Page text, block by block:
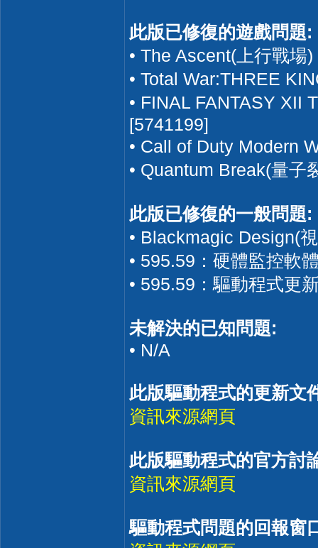
此版已修復的遊戲問題:
• The Ascent(上行戰
• Total War:THREE
• FINAL FANTASY XII
[5741199]
• Call of Duty Modern
• Quantum Break(量子
此版已修復的一般問題:
• Blackmagic Design(
• 595.59：硬體監控軟
• 595.59：驅動程式更
未解決的已知問題:
• N/A
此版驅動程式的更新文
資訊來源網頁
此版驅動程式的官方討
資訊來源網頁
驅動程式問題的回報窗